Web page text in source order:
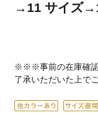
→11 サイズ
※※※事前の在庫確
了承いただいた上で